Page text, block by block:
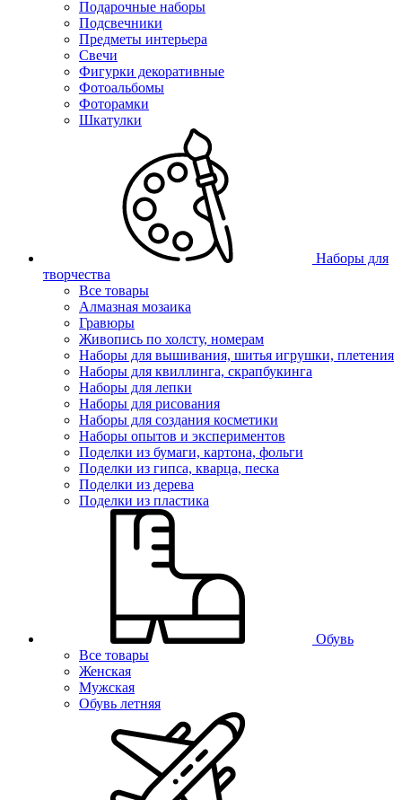
Подарочные наборы
Подсвечники
Предметы интерьера
Свечи
Фигурки декоративные
Фотоальбомы
Фоторамки
Шкатулки
Наборы для
творчества
Все товары
Алмазная мозаика
Гравюры
Живопись по холсту, номерам
Наборы для вышивания, шитья игрушки, плетения
Наборы для квиллинга, скрапбукинга
Наборы для лепки
Наборы для рисования
Наборы для создания косметики
Наборы опытов и экспериментов
Поделки из бумаги, картона, фольги
Поделки из гипса, кварца, песка
Поделки из дерева
Поделки из пластика
Обувь
Все товары
Женская
Мужская
Обувь летняя